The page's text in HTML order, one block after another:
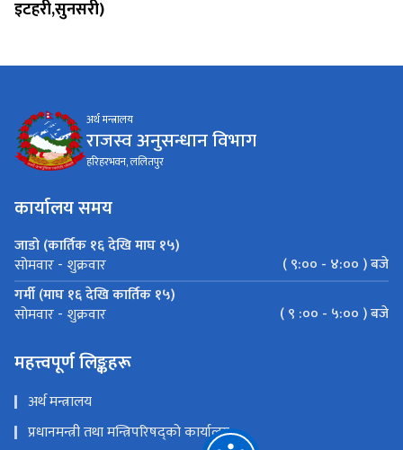
इटहरी,सुनसरी)
अर्थ मन्त्रालय
राजस्व अनुसन्धान विभाग
हरिहरभवन, ललितपुर
कार्यालय समय
जाडो (कार्तिक १६ देखि माघ १५)
सोमवार - शुक्रवार
( ९:०० - ४:०० ) बजे
गर्मी (माघ १६ देखि कार्तिक १५)
सोमवार - शुक्रवार ( ९ :०० - ५:०० ) बजे
महत्त्वपूर्ण लिङ्कहरू
अर्थ मन्त्रालय
प्रधानमन्त्री तथा मन्त्रिपरिषद्को कार्यालय